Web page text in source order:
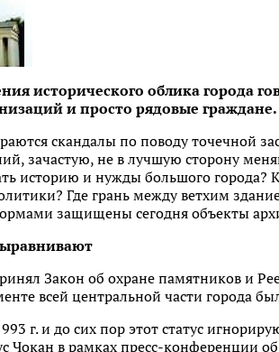
исторического облика города
и просто рядовые граждане.
скандалы по поводу точечной
зачастую, не в лучшую сторону
историю и нужды большого города?
Где грань между ветхим
защищены сегодня объекты
Закон об охране памятников и
всей центральной части города
г. и до сих пор этот статус
Чокан в рамках пресс-конференции